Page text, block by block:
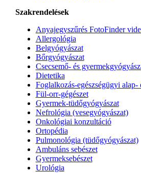
Szakrendelések
Anyajegyszűrés FotoFinder
Allergológia
Belgyógyászat
Bőrgyógyászat
Csecsemő- és
Dietetika
Foglalkozás-egészségügyi alap-
Fül-orr-gégészet
Gyermek-tüdőgyógyászat
Nefrológia (vesegyógyászat)
Onkológiai konzultáció
Ortopédia
Pulmonológia (tüdőgyógyászat)
Ambuláns sebészet
Gyermeksebészet
Urológia